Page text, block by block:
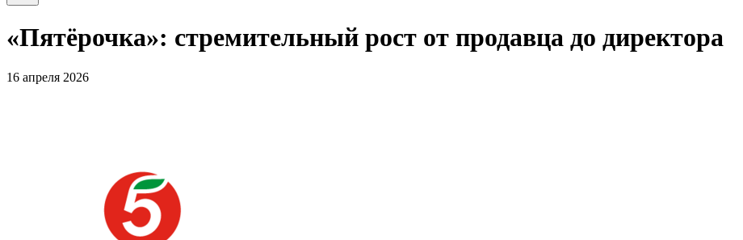
«Пятёрочка»: стремительный рост от продавца до директора
16 апреля 2026